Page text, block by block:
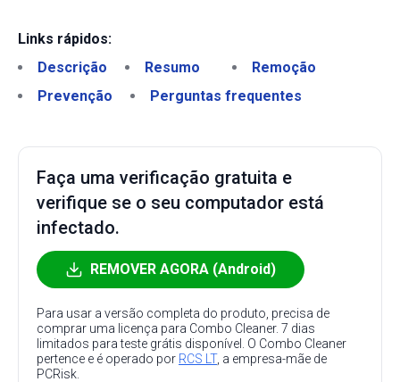
Links rápidos:
Descrição
Resumo
Remoção
Prevenção
Perguntas frequentes
Faça uma verificação gratuita e
verifique se o seu computador está
infectado.
REMOVER AGORA (Android)
Para usar a versão completa do produto, precisa de
comprar uma licença para Combo Cleaner. 7 dias
limitados para teste grátis disponível. O Combo Cleaner
pertence e é operado por RCS LT, a empresa-mãe de
PCRisk.